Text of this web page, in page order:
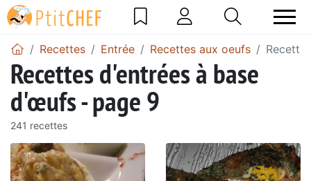
Recettes Entrée Recettes aux oeufs
Recettes d'entrées à base
d'œufs - page 9
241 recettes